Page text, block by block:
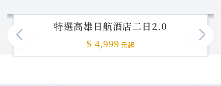
特選高雄日航酒店二日2.0
$ 4,999 元起